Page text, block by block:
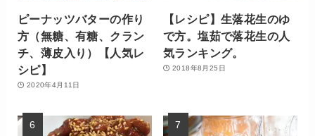
ピーナッツバターの作り
方（無糖、有糖、クラン
チ、薄皮入り）【人気レ
シピ】
2020年4月11日
【レシピ】生落花生のゆ
で方。塩茹で落花生の人
気ランキング。
2018年8月25日